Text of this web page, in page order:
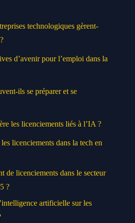
technologiques gèrent-
d’avenir pour l’emploi dans la
ils se préparer et se
les licenciements liés à l’IA ?
licenciements dans la tech en
de licenciements dans le secteur
?
artificielle sur les